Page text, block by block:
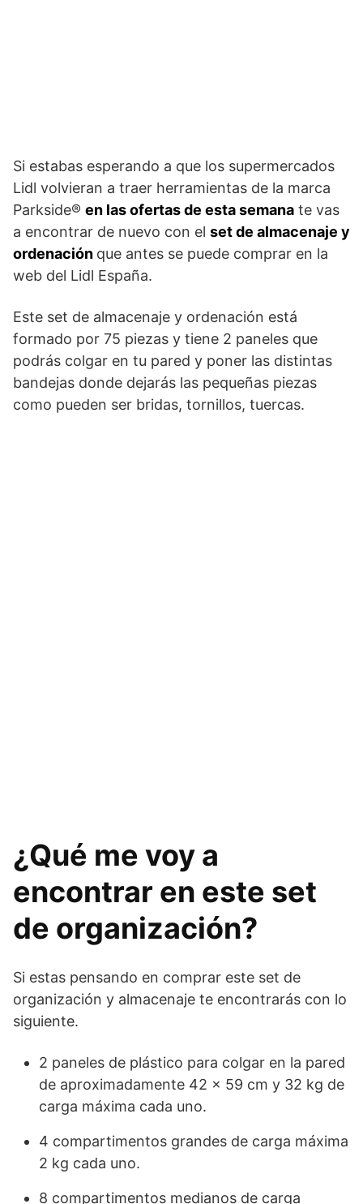
Si estabas esperando a que los supermercados
Lidl volvieran a traer herramientas de la marca
Parkside® en las ofertas de esta semana te vas
a encontrar de nuevo con el set de almacenaje y
ordenación que antes se puede comprar en la
web del Lidl España.
Este set de almacenaje y ordenación está
formado por 75 piezas y tiene 2 paneles que
podrás colgar en tu pared y poner las distintas
bandejas donde dejarás las pequeñas piezas
como pueden ser bridas, tornillos, tuercas.
¿Qué me voy a
encontrar en este set
de organización?
Si estas pensando en comprar este set de
organización y almacenaje te encontrarás con lo
siguiente.
2 paneles de plástico para colgar en la pared
de aproximadamente 42 x 59 cm y 32 kg de
carga máxima cada uno.
4 compartimentos grandes de carga máxima
2 kg cada uno.
8 compartimentos medianos de carga